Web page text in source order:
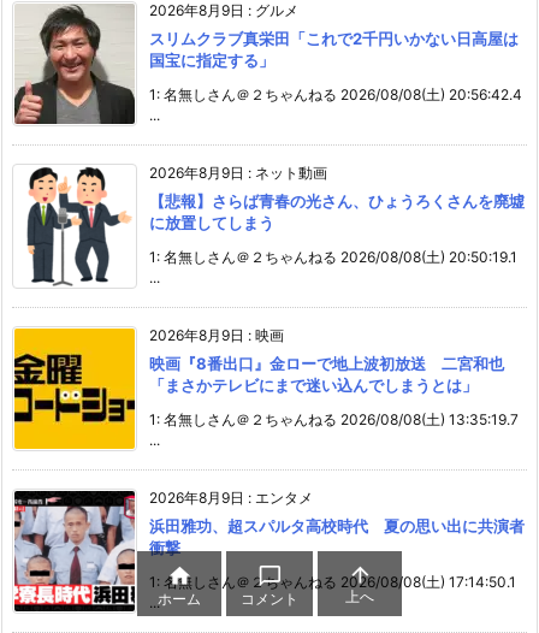
2026年8月9日 : グルメ
スリムクラブ真栄田「これで2千円いかない日高屋は
国宝に指定する」
1: 名無しさん＠２ちゃんねる 2026/08/08(土) 20:56:42.4
...
2026年8月9日 : ネット動画
【悲報】さらば青春の光さん、ひょうろくさんを廃墟
に放置してしまう
1: 名無しさん＠２ちゃんねる 2026/08/08(土) 20:50:19.1
...
2026年8月9日 : 映画
映画『8番出口』金ローで地上波初放送 二宮和也
「まさかテレビにまで迷い込んでしまうとは」
1: 名無しさん＠２ちゃんねる 2026/08/08(土) 13:35:19.7
...
2026年8月9日 : エンタメ
浜田雅功、超スパルタ高校時代 夏の思い出に共演者
衝撃
1: 名無しさん＠２ちゃんねる 2026/08/08(土) 17:14:50.1
...

ホーム

コメント

上へ